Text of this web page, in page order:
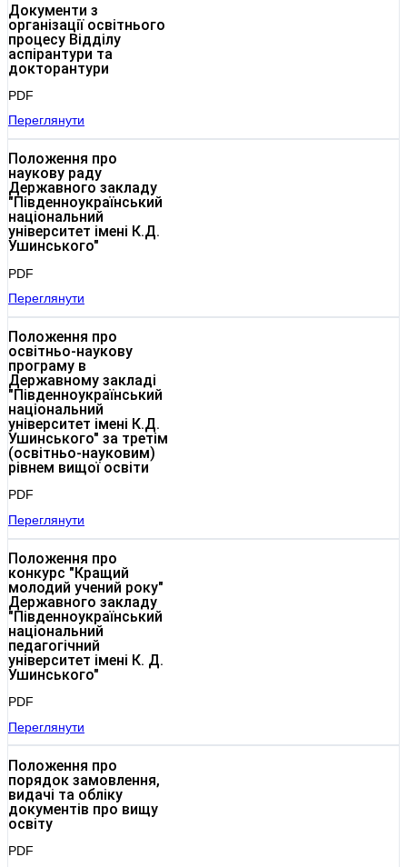
Документи з
організації освітнього
процесу Відділу
аспірантури та
докторантури
PDF
Переглянути
Положення про
наукову раду
Державного закладу
"Південноукраїнський
національний
університет імені К.Д.
Ушинського"
PDF
Переглянути
Положення про
освітньо-наукову
програму в
Державному закладі
"Південноукраїнський
національний
університет імені К.Д.
Ушинського" за третім
(освітньо-науковим)
рівнем вищої освіти
PDF
Переглянути
Положення про
конкурс "Кращий
молодий учений року"
Державного закладу
"Південноукраїнський
національний
педагогічний
університет імені К. Д.
Ушинського"
PDF
Переглянути
Положення про
порядок замовлення,
видачі та обліку
документів про вищу
освіту
PDF